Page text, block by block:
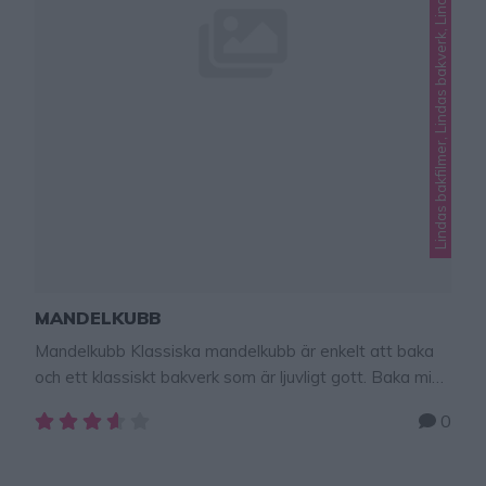
Lindas bakfilmer, Lindas bakverk, Lindas mjuka kakor
MANDELKUBB
Mandelkubb Klassiska mandelkubb är enkelt att baka
och ett klassiskt bakverk som är ljuvligt gott. Baka mina
bakade mandelkubb var till tidningen Hembakat och då0